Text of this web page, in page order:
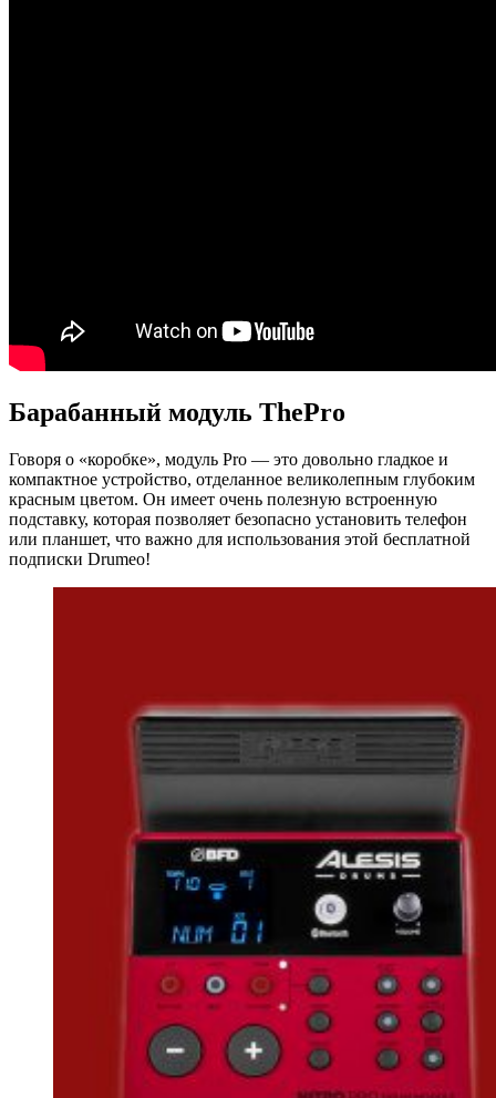
Барабанный модуль ThePro
Говоря о «коробке», модуль Pro — это довольно гладкое и
компактное устройство, отделанное великолепным глубоким
красным цветом. Он имеет очень полезную встроенную
подставку, которая позволяет безопасно установить телефон
или планшет, что важно для использования этой бесплатной
подписки Drumeo!